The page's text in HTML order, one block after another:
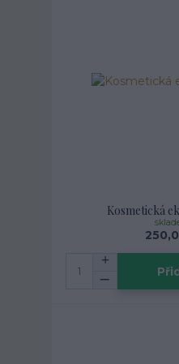
Kosmetická